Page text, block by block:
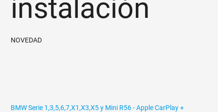
instalación
NOVEDAD
BMW Serie 1,3,5,6,7,X1,X3,X5 y Mini R56 - Apple CarPlay +